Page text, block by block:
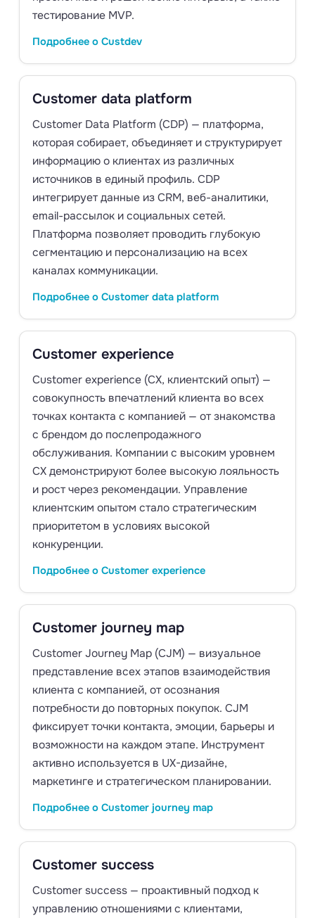
тестирование MVP.
Подробнее о Custdev
Customer data platform
Customer Data Platform (CDP) — платформа,
которая собирает, объединяет и структурирует
информацию о клиентах из различных
источников в единый профиль. CDP
интегрирует данные из CRM, веб-аналитики,
email-рассылок и социальных сетей.
Платформа позволяет проводить глубокую
сегментацию и персонализацию на всех
каналах коммуникации.
Подробнее о Customer data platform
Customer experience
Customer experience (CX, клиентский опыт) —
совокупность впечатлений клиента во всех
точках контакта с компанией — от знакомства
с брендом до послепродажного
обслуживания. Компании с высоким уровнем
CX демонстрируют более высокую лояльность
и рост через рекомендации. Управление
клиентским опытом стало стратегическим
приоритетом в условиях высокой
конкуренции.
Подробнее о Customer experience
Customer journey map
Customer Journey Map (CJM) — визуальное
представление всех этапов взаимодействия
клиента с компанией, от осознания
потребности до повторных покупок. CJM
фиксирует точки контакта, эмоции, барьеры и
возможности на каждом этапе. Инструмент
активно используется в UX-дизайне,
маркетинге и стратегическом планировании.
Подробнее о Customer journey map
Customer success
Customer success — проактивный подход к
управлению отношениями с клиентами,